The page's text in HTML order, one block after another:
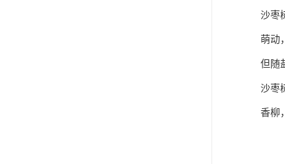
沙枣
萌动
但随
沙枣
香柳